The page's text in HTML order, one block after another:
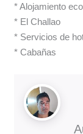
* Alojamiento
* El Challao
* Servicios de
* Cabañas